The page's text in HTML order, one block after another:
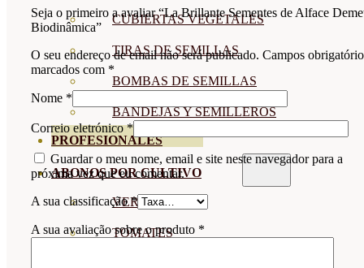
CUBIERTAS VEGETALES
TIRAS DE SEMILLAS
BOMBAS DE SEMILLAS
BANDEJAS Y SEMILLEROS
PROFESIONALES
ABONOS POR CULTIVO
VER TODOS
TOMATES
Seja o primeiro a avaliar “La Brillante Sementes de Alface
Biodinâmica”
O seu endereço de email não será publicado. Campos
marcados com *
Nome *
Correio eletrónico*
Guardar o meu nome, email e site neste navegador para a
próxima vez que eu comentar.
A sua classificação*
A sua avaliação sobre o produto *